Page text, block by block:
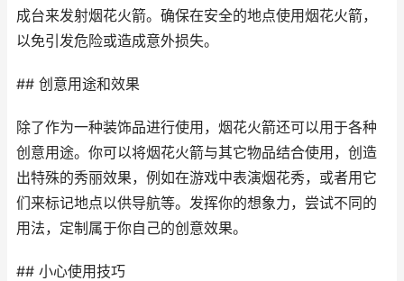
成台来发射烟花火箭。确保在安全的地点使用烟花火箭，
以免引发危险或造成意外损失。
## 创意用途和效果
除了作为一种装饰品进行使用，烟花火箭还可以用于各种
创意用途。你可以将烟花火箭与其它物品结合使用，创造
出特殊的秀丽效果，例如在游戏中表演烟花秀，或者用它
们来标记地点以供导航等。发挥你的想象力，尝试不同的
用法，定制属于你自己的创意效果。
## 小心使用技巧